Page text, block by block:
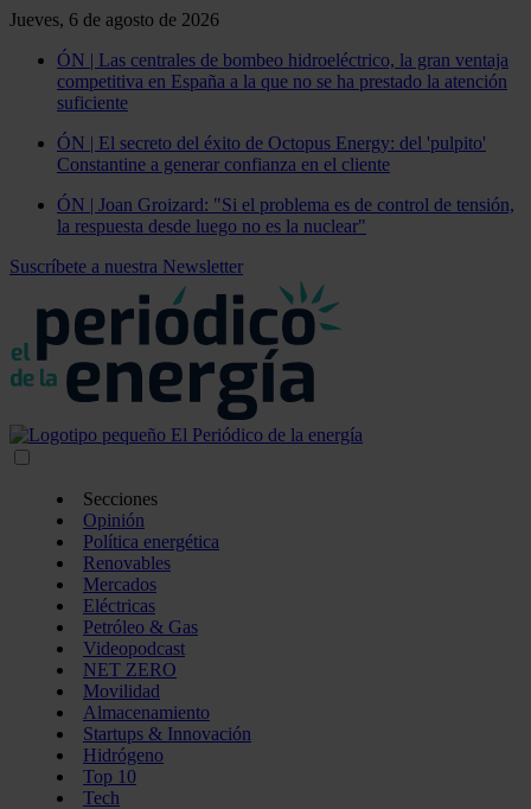
Jueves, 6 de agosto de 2026
ÓN | Las centrales de bombeo hidroeléctrico, la gran ventaja
competitiva en España a la que no se ha prestado la atención
suficiente
ÓN | El secreto del éxito de Octopus Energy: del 'pulpito'
Constantine a generar confianza en el cliente
ÓN | Joan Groizard: "Si el problema es de control de tensión,
la respuesta desde luego no es la nuclear"
Suscríbete a nuestra Newsletter
Secciones
Opinión
Política energética
Renovables
Mercados
Eléctricas
Petróleo & Gas
Videopodcast
NET ZERO
Movilidad
Almacenamiento
Startups & Innovación
Hidrógeno
Top 10
Tech